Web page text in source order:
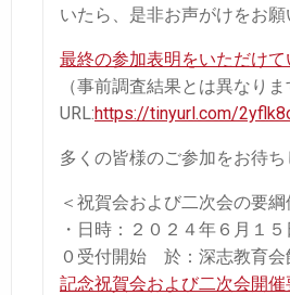
いたら、是非お声がけをお願
最終の参加表明をいただけ
（事前調査結果とは異なりま
URL:https://tinyurl.com/
多くの皆様のご参加をお待ち
＜祝賀会および二次会の要綱
・日時：２０２４年６月１
０受付開始 於：深志教育会
記念祝賀会および二次会開催